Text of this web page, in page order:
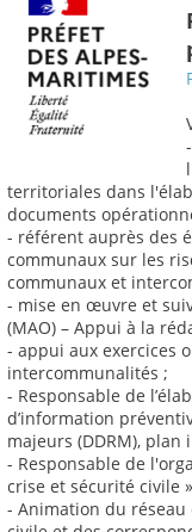
territoriales dans
documents
- référent auprès des
communaux sur les
communaux et
- mise en œuvre et
(MAO) – Appui à la
- appui aux exercices
intercommunalités ;
- Responsable de
d’information
majeurs (DDRM), plan
- Responsable de
crise et sécurité civile
- Animation du